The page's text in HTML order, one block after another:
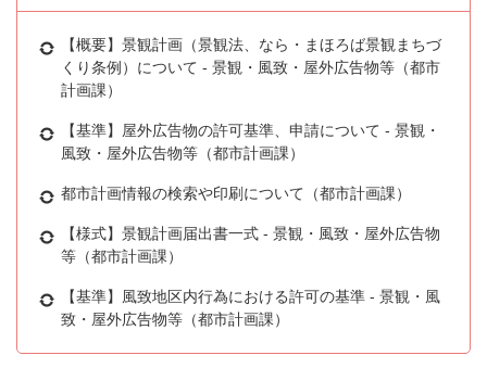
【概要】景観計画（景観法、なら・まほろば景観まちづ
くり条例）について - 景観・風致・屋外広告物等（都市
計画課）
【基準】屋外広告物の許可基準、申請について - 景観・
風致・屋外広告物等（都市計画課）
都市計画情報の検索や印刷について（都市計画課）
【様式】景観計画届出書一式 - 景観・風致・屋外広告物
等（都市計画課）
【基準】風致地区内行為における許可の基準 - 景観・風
致・屋外広告物等（都市計画課）